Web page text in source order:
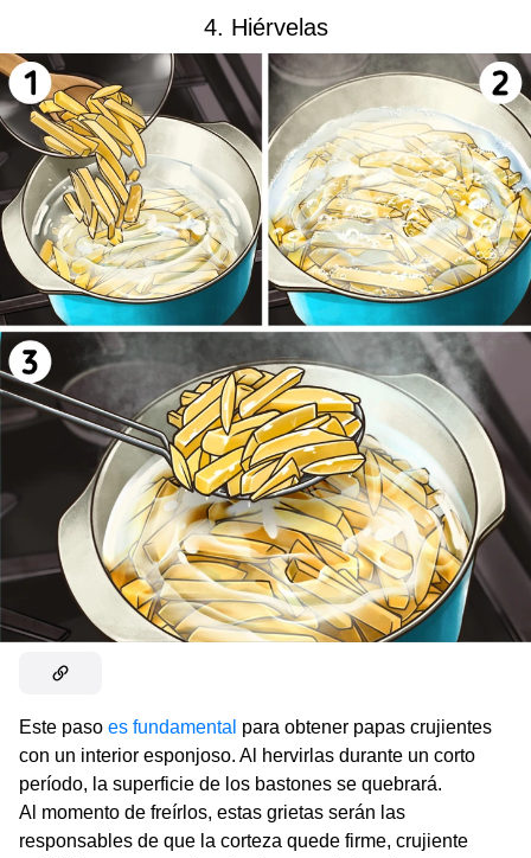
4. Hiérvelas
Este paso es fundamental para obtener papas crujientes
con un interior esponjoso. Al hervirlas durante un corto
período, la superficie de los bastones se quebrará.
Al momento de freírlos, estas grietas serán las
responsables de que la corteza quede firme, crujiente